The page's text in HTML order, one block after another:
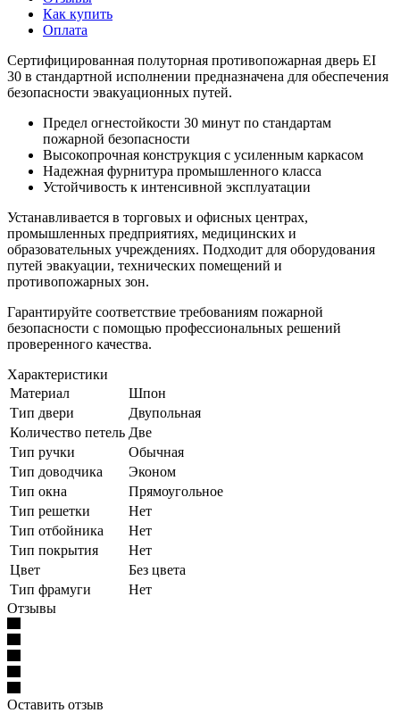
Как купить
Оплата
Сертифицированная полуторная противопожарная дверь EI
30 в стандартной исполнении предназначена для обеспечения
безопасности эвакуационных путей.
Предел огнестойкости 30 минут по стандартам
пожарной безопасности
Высокопрочная конструкция с усиленным каркасом
Надежная фурнитура промышленного класса
Устойчивость к интенсивной эксплуатации
Устанавливается в торговых и офисных центрах,
промышленных предприятиях, медицинских и
образовательных учреждениях. Подходит для оборудования
путей эвакуации, технических помещений и
противопожарных зон.
Гарантируйте соответствие требованиям пожарной
безопасности с помощью профессиональных решений
проверенного качества.
Характеристики
Материал
Шпон
Тип двери
Двупольная
Количество петель Две
Тип ручки
Обычная
Тип доводчика
Эконом
Тип окна
Прямоугольное
Тип решетки
Нет
Тип отбойника
Нет
Тип покрытия
Нет
Цвет
Без цвета
Тип фрамуги
Нет
Отзывы
Оставить отзыв